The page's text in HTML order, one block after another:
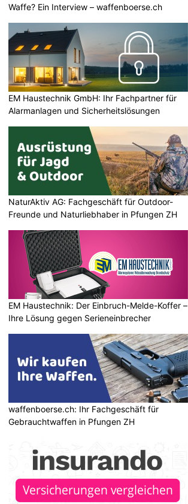
Waffe? Ein Interview – waffenboerse.ch
EM Haustechnik GmbH: Ihr Fachpartner für
Alarmanlagen und Sicherheitslösungen
NaturAktiv AG: Fachgeschäft für Outdoor-
Freunde und Naturliebhaber in Pfungen ZH
EM Haustechnik: Der Einbruch-Melde-Koffer –
Ihre Lösung gegen Serieneinbrecher
waffenboerse.ch: Ihr Fachgeschäft für
Gebrauchtwaffen in Pfungen ZH